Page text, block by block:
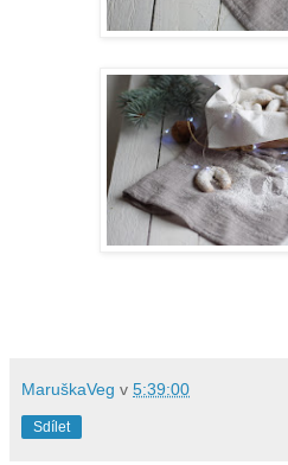
MaruškaVeg v 5:39:00
Sdílet